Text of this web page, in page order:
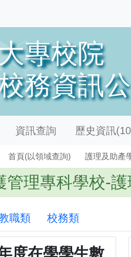
資訊查詢 歷史資訊
首頁(以領域查詢) 護理及助產
管理專科學校-
職類 校務類
度在學學生數